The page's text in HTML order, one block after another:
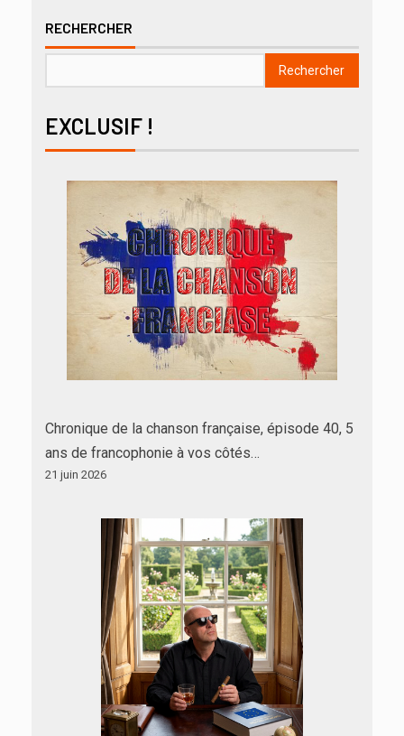
RECHERCHER
Rechercher
EXCLUSIF !
Chronique de la chanson française, épisode 40, 5
ans de francophonie à vos côtés…
21 juin 2026